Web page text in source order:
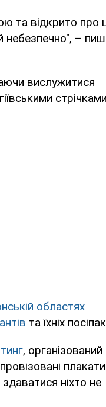
та відкрито про
небезпечно", –
вислужитися
областях
та їхніх
, організований
плакати
ніхто не